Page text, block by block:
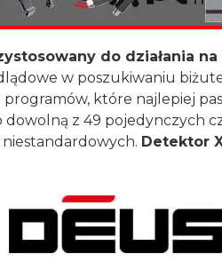
do działania
w poszukiwaniu
programów, które najlepiej
z 49 pojedynczych
Detektor